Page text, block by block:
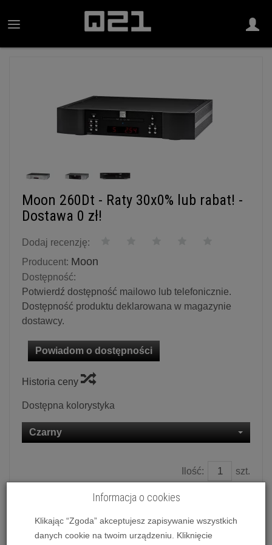
Moon 260Dt - Raty 30x0% lub rabat! -
Dostawa 0 zł!
Dodaj recenzję:
Producent: Moon
Dostępność:
Potwierdź dostępność mailowo lub telefonicznie.
Dostępność produktu deklarowana w magazynie
dostawcy.
Powiadom o dostępności
Historia ceny
Dostępna kolorystyka
Czarny
Ilość: szt.
13 490,00 zł
dodaj do koszyka
Informacja o cookies
Klikając “Zgoda” akceptujesz zapisywanie wszystkich
danych cookie na twoim urządzeniu. Kliknięcie